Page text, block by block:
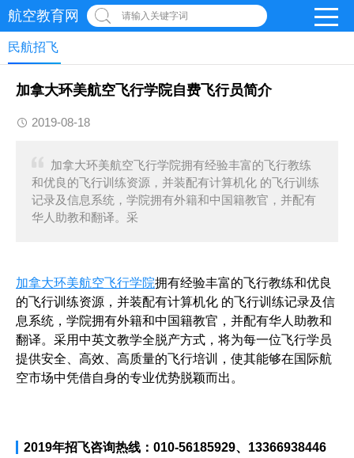
航空教育网 请输入关键字词
民航招飞
加拿大环美航空飞行学院自费飞行员简介
2019-08-18
加拿大环美航空飞行学院拥有经验丰富的飞行教练
和优良的飞行训练资源，并装配有计算机化 的飞行训练
记录及信息系统，学院拥有外籍和中国籍教官，并配有
华人助教和翻译。采
加拿大环美航空飞行学院拥有经验丰富的飞行教练和优良
的飞行训练资源，并装配有计算机化 的飞行训练记录及信
息系统，学院拥有外籍和中国籍教官，并配有华人助教和
翻译。采用中英文教学全脱产方式，将为每一位飞行学员
提供安全、高效、高质量的飞行培训，使其能够在国际航
空市场中凭借自身的专业优势脱颖而出。
2019年招飞咨询热线：010-56185929、13366938446